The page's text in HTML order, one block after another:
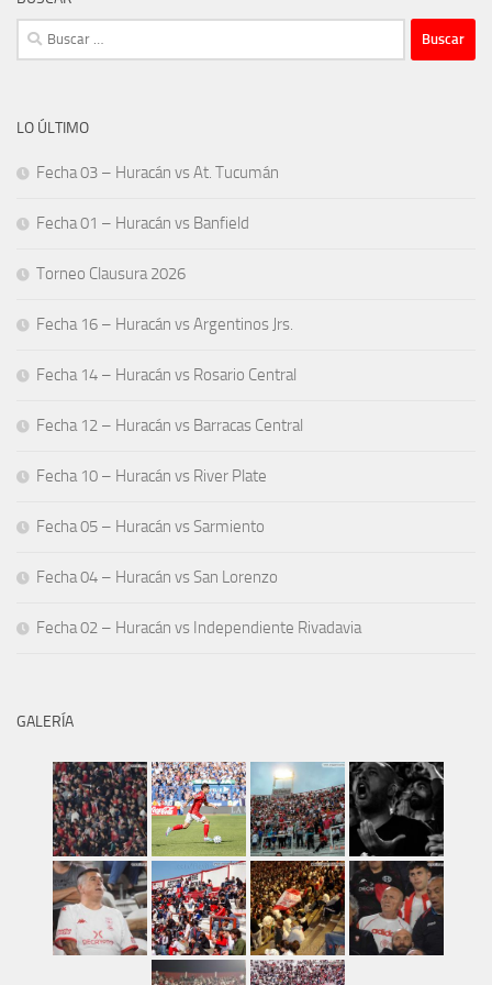
Buscar:
LO ÚLTIMO
Fecha 03 – Huracán vs At. Tucumán
Fecha 01 – Huracán vs Banfield
Torneo Clausura 2026
Fecha 16 – Huracán vs Argentinos Jrs.
Fecha 14 – Huracán vs Rosario Central
Fecha 12 – Huracán vs Barracas Central
Fecha 10 – Huracán vs River Plate
Fecha 05 – Huracán vs Sarmiento
Fecha 04 – Huracán vs San Lorenzo
Fecha 02 – Huracán vs Independiente Rivadavia
GALERÍA